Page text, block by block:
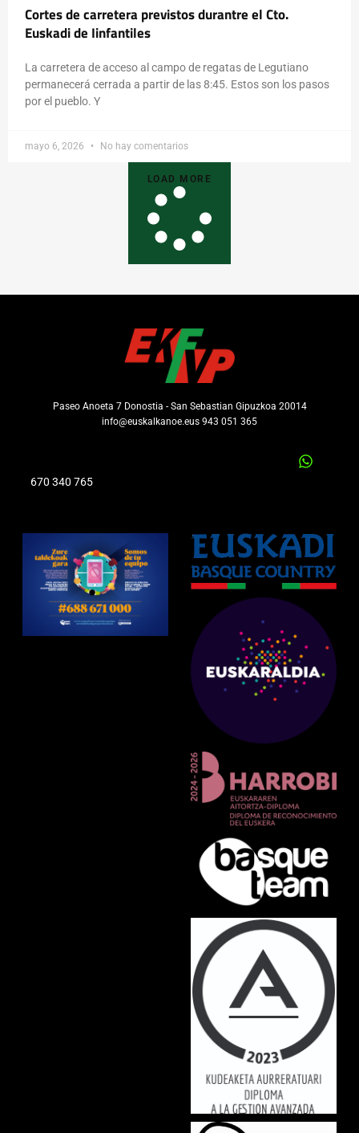
Cortes de carretera previstos durantre el Cto.
Euskadi de Iinfantiles
La carretera de acceso al campo de regatas de Legutiano
permanecerá cerrada a partir de las 8:45. Estos son los pasos
por el pueblo. Y
mayo 6, 2026 No hay comentarios
LOAD MORE
Paseo Anoeta 7 Donostia - San Sebastian Gipuzkoa 20014
info@euskalkanoe.eus 943 051 365
670 340 765